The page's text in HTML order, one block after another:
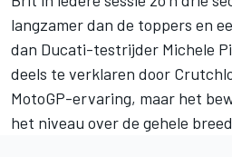
langzamer dan de toppers en
dan Ducati-testrijder Michele
deels te verklaren door
MotoGP-ervaring, maar het
het niveau over de gehele